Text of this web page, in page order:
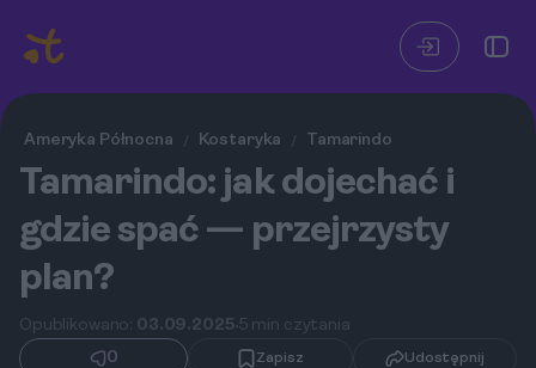
Ameryka Północna / Kostaryka / Tamarindo
Tamarindo: jak dojechać i
gdzie spać — przejrzysty
plan?
Opublikowano: 03.09.2025 5 min czytania
0
Zapisz Udostępnij